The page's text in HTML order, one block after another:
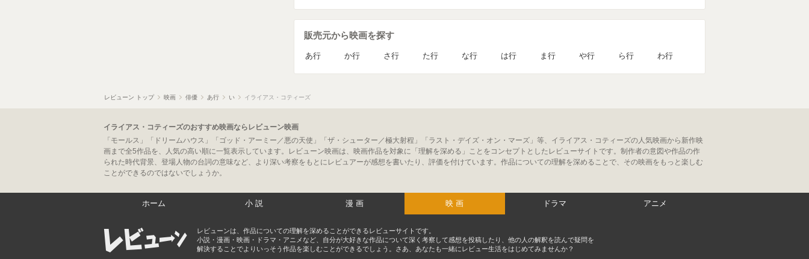
販売元から映画を探す
あ行 か行 さ行 た行 な行 は行 ま行 や行 ら行 わ行
レビューン トップ 映画 俳優 あ行 い イライアス・コティーズ
イライアス・コティーズのおすすめ映画ならレビューン映画
「モールス」「ドリームハウス」「ゴッド・アーミー／悪の天使」「ザ・シューター／極大射程」「ラスト・デイズ・オン・マーズ」等、イライアス・コティーズの人気映画から新作映
画まで全5作品を、人気の高い順に一覧表示しています。レビューン映画は、映画作品を対象に「理解を深める」ことをコンセプトとしたレビューサイトです。制作者の意図や作品の作
られた時代背景、登場人物の台詞の意味など、より深い考察をもとにレビュアーが感想を書いたり、評価を付けています。作品についての理解を深めることで、その映画をもっと楽しむ
ことができるのではないでしょうか。
ホーム 小説 漫画 映画 ドラマ アニメ
レビューンは、作品についての理解を深めることができるレビューサイトです。
小説・漫画・映画・ドラマ・アニメなど、自分が大好きな作品について深く考察して感想を投稿したり、他の人の解釈を読んで疑問を
解決することでよりいっそう作品を楽しむことができるでしょう。さあ、あなたも一緒にレビュー生活をはじめてみませんか？